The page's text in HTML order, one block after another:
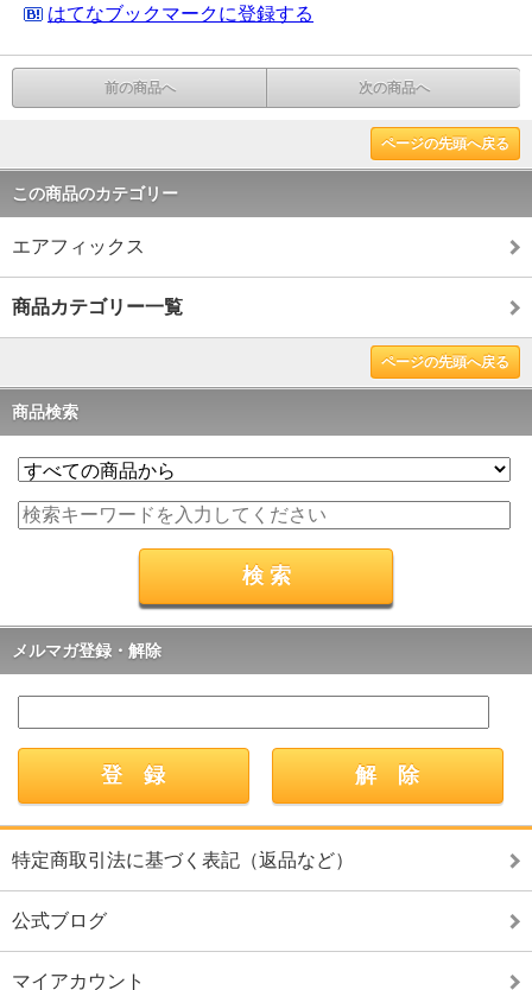
はてなブックマークに登録する
前の商品へ 次の商品へ
ページの先頭へ戻る
この商品のカテゴリー
エアフィックス
商品カテゴリー一覧
ページの先頭へ戻る
商品検索
メルマガ登録・解除
特定商取引法に基づく表記（返品など）
公式ブログ
マイアカウント